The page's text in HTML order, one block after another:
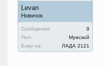
Levan
Новичок
Сообщения:
9
Пол:
Мужской
Езжу на:
ЛАДА 2121